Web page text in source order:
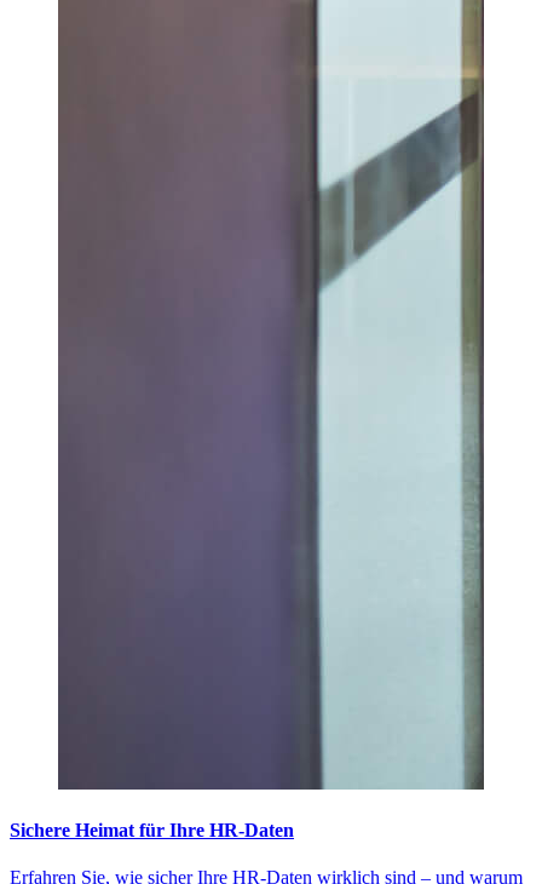
Sichere Heimat für Ihre HR-Daten
Erfahren Sie, wie sicher Ihre HR-Daten wirklich sind – und warum